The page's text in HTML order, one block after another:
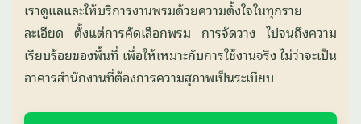
เราดูแลและให้บริการงานพรมด้วยความตั้งใจในทุกราย
ละเอียด ตั้งแต่การคัดเลือกพรม การจัดวาง ไปจนถึงความ
เรียบร้อยของพื้นที่ เพื่อให้เหมาะกับการใช้งานจริง ไม่ว่าจะเป็น
อาคารสำนักงานที่ต้องการความสุภาพเป็นระเบียบ